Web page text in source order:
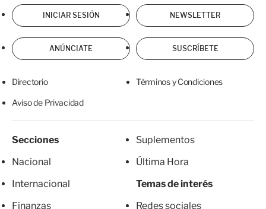
INICIAR SESIÓN NEWSLETTER
ANÚNCIATE SUSCRÍBETE
Directorio Términos y Condiciones
Aviso de Privacidad
Secciones
Nacional
Internacional
Finanzas
Suplementos
Última Hora
Temas de interés
Redes sociales